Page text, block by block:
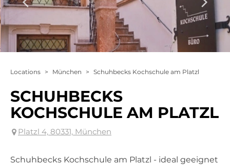
Locations > München > Schuhbecks Kochschule am Platzl
SCHUHBECKS
KOCHSCHULE AM PLATZL
Platzl 4, 80331, München
Schuhbecks Kochschule am Platzl - ideal geeignet